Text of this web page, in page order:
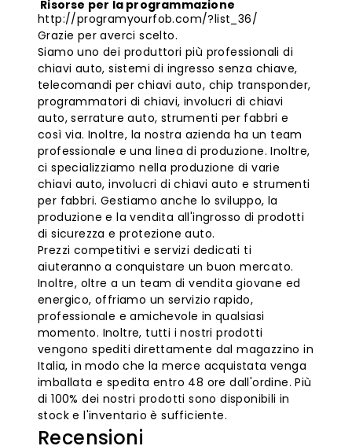
Risorse per la programmazione
http://programyourfob.com/?list_36/
Grazie per averci scelto.
Siamo uno dei produttori più professionali di
chiavi auto, sistemi di ingresso senza chiave,
telecomandi per chiavi auto, chip transponder,
programmatori di chiavi, involucri di chiavi
auto, serrature auto, strumenti per fabbri e
così via. Inoltre, la nostra azienda ha un team
professionale e una linea di produzione. Inoltre,
ci specializziamo nella produzione di varie
chiavi auto, involucri di chiavi auto e strumenti
per fabbri. Gestiamo anche lo sviluppo, la
produzione e la vendita all'ingrosso di prodotti
di sicurezza e protezione auto.
Prezzi competitivi e servizi dedicati ti
aiuteranno a conquistare un buon mercato.
Inoltre, oltre a un team di vendita giovane ed
energico, offriamo un servizio rapido,
professionale e amichevole in qualsiasi
momento. Inoltre, tutti i nostri prodotti
vengono spediti direttamente dal magazzino in
Italia, in modo che la merce acquistata venga
imballata e spedita entro 48 ore dall'ordine. Più
di 100% dei nostri prodotti sono disponibili in
stock e l'inventario è sufficiente.
Recensioni